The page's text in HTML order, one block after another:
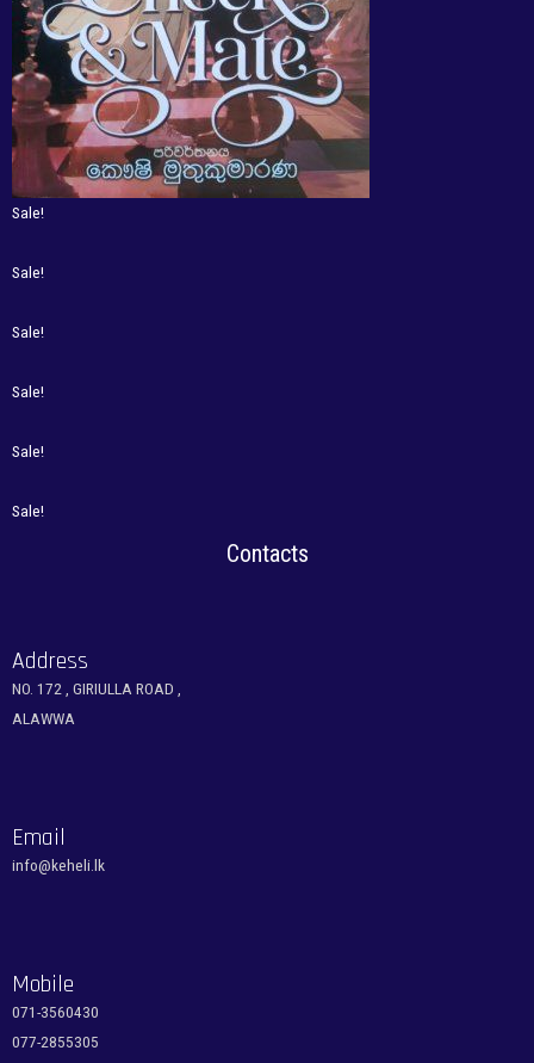
Sale!
Sale!
Sale!
Sale!
Sale!
Sale!
Contacts
Address
NO. 172 , GIRIULLA ROAD ,
ALAWWA
Email
info@keheli.lk
Mobile
071-3560430
077-2855305